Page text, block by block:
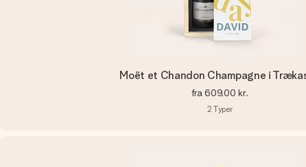
Moët et Chandon Champagne i
fra 609,00 kr.
2 Typer